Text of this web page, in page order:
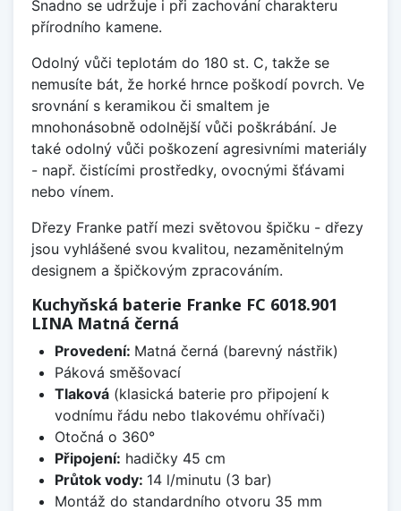
Snadno se udržuje i při zachování charakteru
přírodního kamene.
Odolný vůči teplotám do 180 st. C, takže se
nemusíte bát, že horké hrnce poškodí povrch. Ve
srovnání s keramikou či smaltem je
mnohonásobně odolnější vůči poškrábání. Je
také odolný vůči poškození agresivními materiály
- např. čistícími prostředky, ovocnými šťávami
nebo vínem.
Dřezy Franke patří mezi světovou špičku - dřezy
jsou vyhlášené svou kvalitou, nezaměnitelným
designem a špičkovým zpracováním.
Kuchyňská baterie Franke FC 6018.901
LINA Matná černá
Provedení: Matná černá (barevný nástřik)
Páková směšovací
Tlaková(klasická baterie pro připojení k
vodnímu řádu nebo tlakovému ohřívači)
Otočná o 360°
Připojení: hadičky 45 cm
Průtok vody: 14 l/minutu (3 bar)
Montáž do standardního otvoru 35 mm